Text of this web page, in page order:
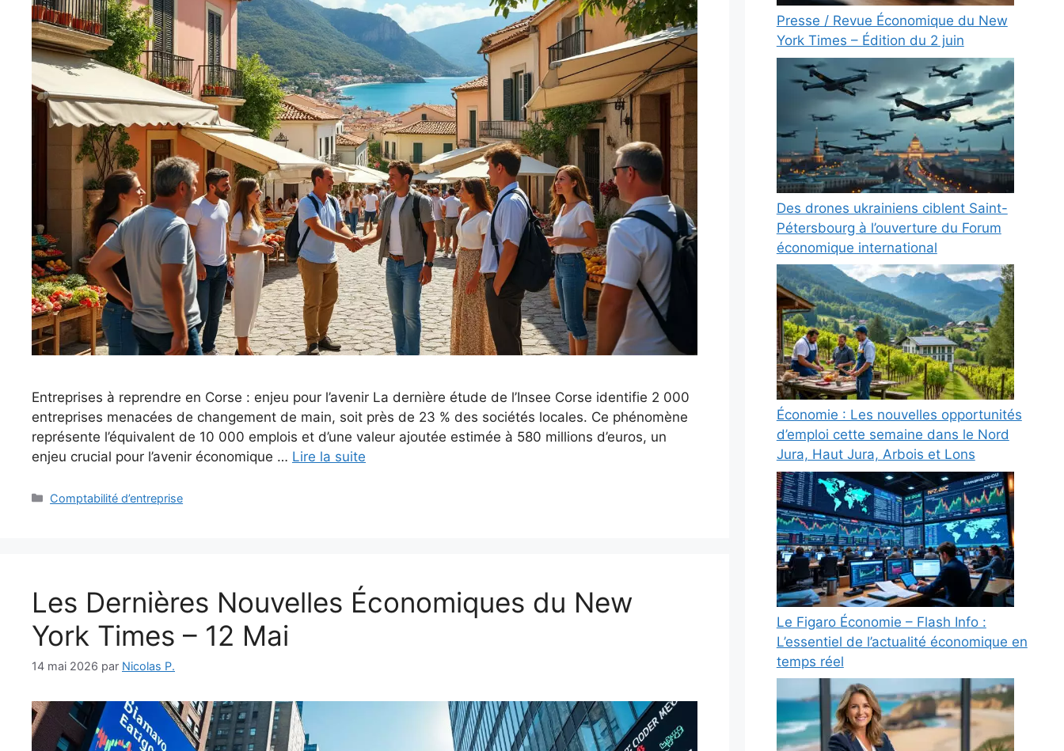
Entreprises à reprendre en Corse : enjeu pour l’avenir La dernière étude de l’Insee Corse identifie 2 000
entreprises menacées de changement de main, soit près de 23 % des sociétés locales. Ce phénomène
représente l’équivalent de 10 000 emplois et d’une valeur ajoutée estimée à 580 millions d’euros, un
enjeu crucial pour l’avenir économique … Lire la suite
Catégories
Comptabilité d’entreprise
Les Dernières Nouvelles Économiques du New
York Times – 12 Mai
14 mai 2026 par Nicolas P.
Presse / Revue Économique du New
York Times – Édition du 2 juin
Des drones ukrainiens ciblent Saint-
Pétersbourg à l’ouverture du Forum
économique international
Économie : Les nouvelles opportunités
d’emploi cette semaine dans le Nord
Jura, Haut Jura, Arbois et Lons
Le Figaro Économie – Flash Info :
L’essentiel de l’actualité économique en
temps réel